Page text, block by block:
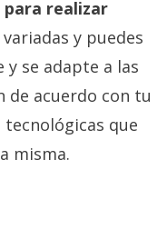
realizar
y puedes
y se adapte a las
de acuerdo con tu
que
misma.